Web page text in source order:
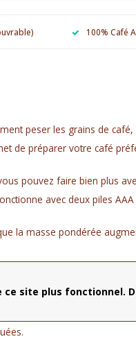
100% Café
peser les grains de
de préparer votre café
pouvez faire bien plus
avec deux piles
la masse pondérée
site plus fonctionnel.